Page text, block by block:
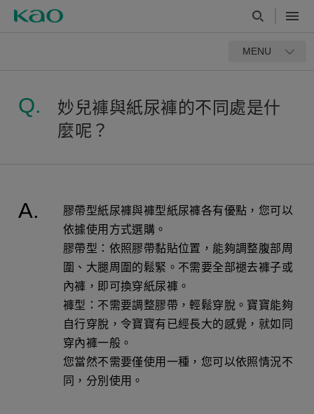
MENU
妙兒褲與紙尿褲的不同處是什
麼呢？
膠帶型紙尿褲與褲型紙尿褲各有優點，您可以
依據使用方式選購。
膠帶型：依照膠帶黏貼位置，能夠調整腹部周
圍、大腿周圍的鬆緊。不需要全部褪去褲子或
內褲，即可換穿紙尿褲。
褲型：不需要調整膠帶，輕鬆穿脫。寶寶能夠
自行穿脫，令寶寶有已經長大的感覺，就如同
穿內褲一般。
您當然不需要僅使用一種，您可以依照情況不
同，分別使用。